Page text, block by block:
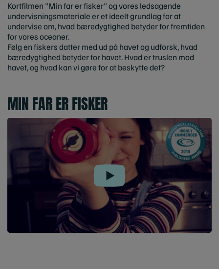
Kortfilmen "Min far er fisker" og vores ledsagende
undervisningsmateriale er et ideelt grundlag for at
undervise om, hvad bæredygtighed betyder for fremtiden
for vores oceaner.
Følg en fiskers datter med ud på havet og udforsk, hvad
bæredygtighed betyder for havet. Hvad er truslen mod
havet, og hvad kan vi gøre for at beskytte det?
MIN FAR ER FISKER
Play